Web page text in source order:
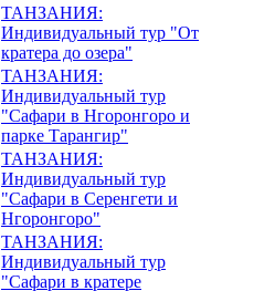
ТАНЗАНИЯ:
Индивидуальный тур "От
кратера до озера"
ТАНЗАНИЯ:
Индивидуальный тур
"Сафари в Нгоронгоро и
парке Тарангир"
ТАНЗАНИЯ:
Индивидуальный тур
"Сафари в Серенгети и
Нгоронгоро"
ТАНЗАНИЯ:
Индивидуальный тур
"Сафари в кратере